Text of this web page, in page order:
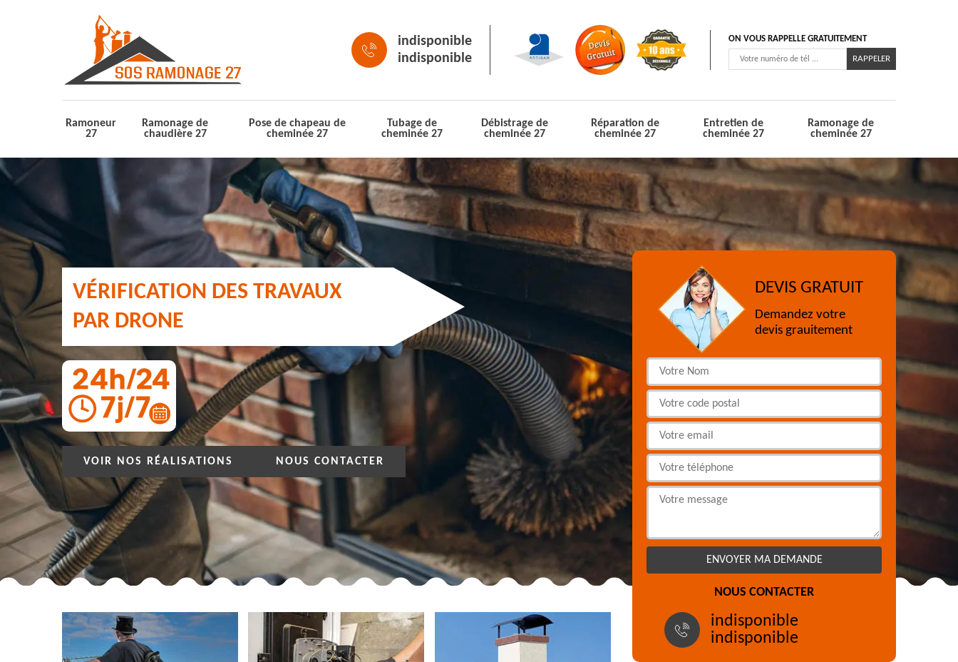
indisponible
indisponible
ON VOUS RAPPELLE GRATUITEMENT
Ramoneur
27
Ramonage de
chaudière 27
Pose de chapeau de
cheminée 27
Tubage de
cheminée 27
Débistrage de
cheminée 27
Réparation de
cheminée 27
Entretien de
cheminée 27
Ramonage de
cheminée 27
VÉRIFICATION DES TRAVAUX
PAR DRONE
VOIR NOS RÉALISATIONS NOUS CONTACTER
DEVIS GRATUIT
Demandez votre
devis grauitement
NOUS CONTACTER
indisponible
indisponible